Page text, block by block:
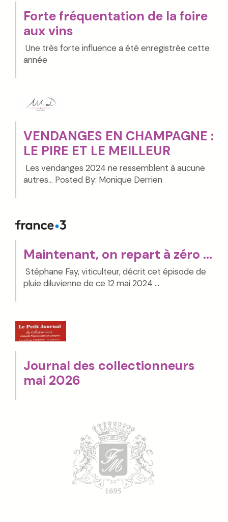
Forte fréquentation de la foire
aux vins
Une très forte influence a été enregistrée cette
année
VENDANGES EN CHAMPAGNE :
LE PIRE ET LE MEILLEUR
Les vendanges 2024 ne ressemblent à aucune
autres... Posted By: Monique Derrien
Maintenant, on repart à zéro ...
Stéphane Fay, viticulteur, décrit cet épisode de
pluie diluvienne de ce 12 mai 2024 ...
Journal des collectionneurs
mai 2026